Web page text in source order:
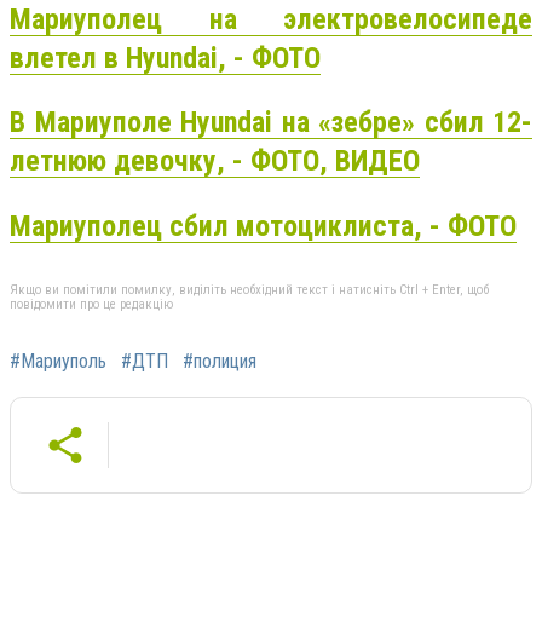
Мариуполец на электровелосипеде
влетел в Hyundai, - ФОТО
В Мариуполе Hyundai на «зебре» сбил 12-
летнюю девочку, - ФОТО, ВИДЕО
Мариуполец сбил мотоциклиста, - ФОТО
Якщо ви помітили помилку, виділіть необхідний текст і натисніть Ctrl + Enter, щоб
повідомити про це редакцію
#Мариуполь #ДТП #полиция